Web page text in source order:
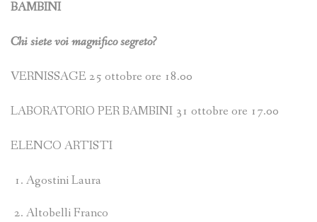
BAMBINI
Chi siete voi magnifico segreto?
VERNISSAGE 25 ottobre ore 18.00
LABORATORIO PER BAMBINI 31 ottobre ore 17.00
ELENCO ARTISTI
Agostini Laura
Altobelli Franco